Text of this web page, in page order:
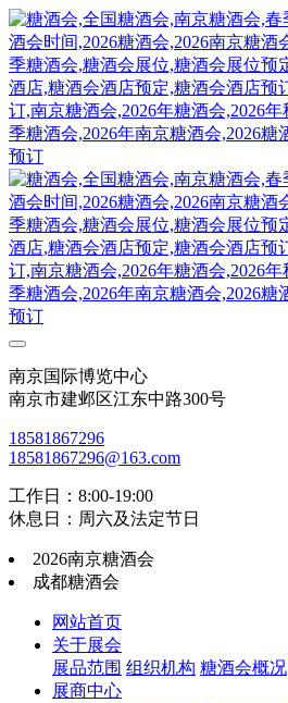
南京国际博览中心
南京市建邺区江东中路300号
18581867296
18581867296@163.com
工作日：8:00-19:00
休息日：周六及法定节日
2026南京糖酒会
成都糖酒会
网站首页
关于展会
展品范围 组织机构 糖酒会概况
展商中心